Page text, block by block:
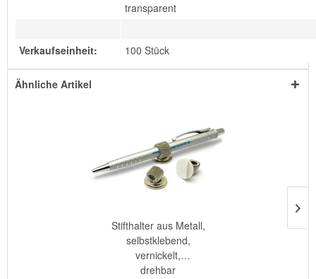
transparent
Verkaufseinheit: 100 Stück
Ähnliche Artikel
Stifthalter aus Metall,
selbstklebend,
vernickelt,
drehbar